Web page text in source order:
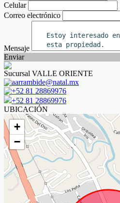
Celular
Correo electrónico
Mensaje
Enviar
Sucursal VALLE ORIENTE
aarrambide@natal.mx
+52 81 28869976
+52 81 28869976
UBICACIÓN
+
−